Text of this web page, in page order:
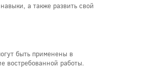
а также развить свой
быть применены в
востребованной работы.